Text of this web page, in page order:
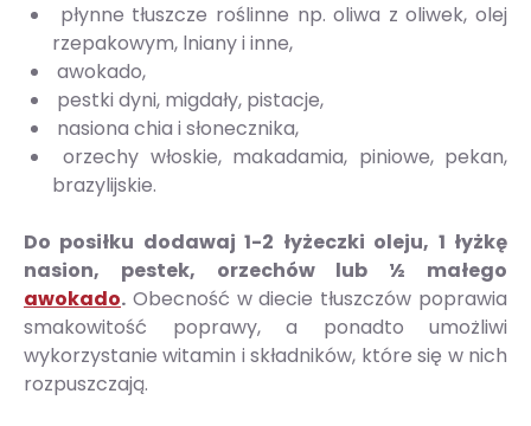
płynne tłuszcze roślinne np. oliwa z oliwek, olej
rzepakowym, lniany i inne,
awokado,
pestki dyni, migdały, pistacje,
nasiona chia i słonecznika,
orzechy włoskie, makadamia, piniowe, pekan,
brazylijskie.
Do posiłku dodawaj 1-2 łyżeczki oleju, 1 łyżkę
nasion, pestek, orzechów lub ½ małego
awokado. Obecność w diecie tłuszczów poprawia
smakowitość poprawy, a ponadto umożliwi
wykorzystanie witamin i składników, które się w nich
rozpuszczają.